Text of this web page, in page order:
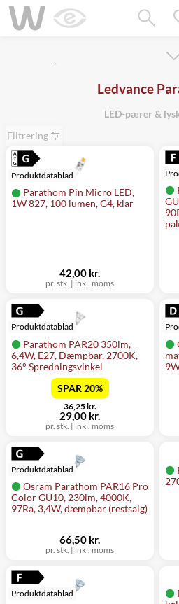
…
Ledvance
LED-pærer &
Filtrering
Parathom Pin Micro LED,
1W 827, 100 lumen, G4, klar
Produktdatablad
pr. stk. | inkl. moms
42,00 kr.
Parathom PAR20 350lm,
6,4W, E27, Dæmpbar, 2700K,
36° Spredningsvinkel
Produktdatablad
pr. stk. | inkl. moms
før
36,25 kr.
nu
29,00 kr.
SPAR 20%
Osram Parathom PAR16 Pro
Color GU10, 230lm, 4000K,
97Ra, 3,4W, dæmpbar (restsalg)
Produktdatablad
pr. stk. | inkl. moms
66,50 kr.
Produktdatablad
Mangler chatten?
Ret samtykke!